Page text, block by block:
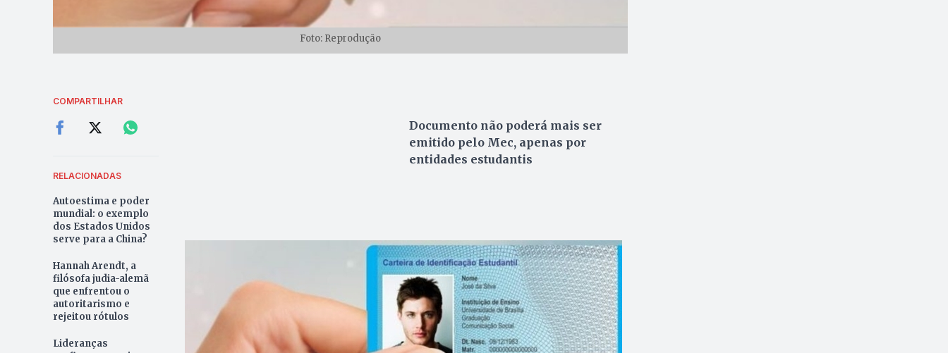
Foto: Reprodução
COMPARTILHAR
RELACIONADAS
Autoestima e poder
mundial: o exemplo
dos Estados Unidos
serve para a China?
Hannah Arendt, a
filósofa judia-alemã
que enfrentou o
autoritarismo e
rejeitou rótulos
Lideranças
Documento não poderá mais ser
emitido pelo Mec, apenas por
entidades estudantis